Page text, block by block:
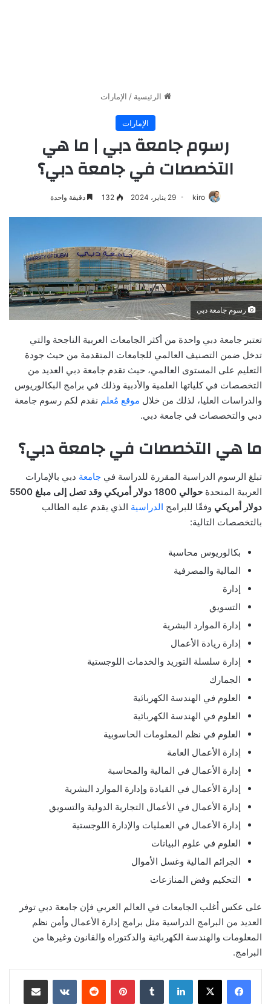
الرئيسية / الإمارات
الإمارات
رسوم جامعة دبي | ما هي
التخصصات في جامعة دبي؟
kiro 29 يناير، 2024 132 دقيقة واحدة
رسوم جامعة دبي
تعتبر جامعة دبي واحدة من أكثر الجامعات العربية الناجحة والتي
تدخل ضمن التصنيف العالمي للجامعات المتقدمة من حيث جودة
التعليم على المستوى العالمي، حيث تقدم جامعة دبي العديد من
التخصصات في كلياتها العلمية والأدبية وذلك في برامج البكالوريوس
والدراسات العليا، لذلك من خلال موقع مُعلم نقدم لكم رسوم جامعة
دبي والتخصصات في جامعة دبي.
ما هي التخصصات في جامعة دبي؟
تبلغ الرسوم الدراسية المقررة للدراسة في جامعة دبي بالإمارات
العربية المتحدة
حوالي 1800 دولار أمريكي وقد تصل إلى مبلغ 5500
دولار أمريكي وفقًا للبرامج الدراسية الذي يقدم عليه الطالب
بالتخصصات التالية:
بكالوريوس محاسبة
المالية والمصرفية
إدارة
التسويق
إدارة الموارد البشرية
إدارة ريادة الأعمال
إدارة سلسلة التوريد والخدمات اللوجستية
الجمارك
العلوم في الهندسة الكهربائية
العلوم في الهندسة الكهربائية
العلوم في نظم المعلومات الحاسوبية
إدارة الأعمال العامة
إدارة الأعمال في المالية والمحاسبة
إدارة الأعمال في القيادة وإدارة الموارد البشرية
إدارة الأعمال في الأعمال التجارية الدولية والتسويق
إدارة الأعمال في العمليات والإدارة اللوجستية
العلوم في علوم البيانات
الجرائم المالية وغسل الأموال
التحكيم وفض المنازعات
على عكس أغلب الجامعات في العالم العربي فإن جامعة دبي توفر
العديد من البرامج الدراسية مثل برامج إدارة الأعمال وأمن نظم
المعلومات والهندسة الكهربائية والدكتوراه والقانون وغيرها من
البرامج.
لينكدإن بينتيريست